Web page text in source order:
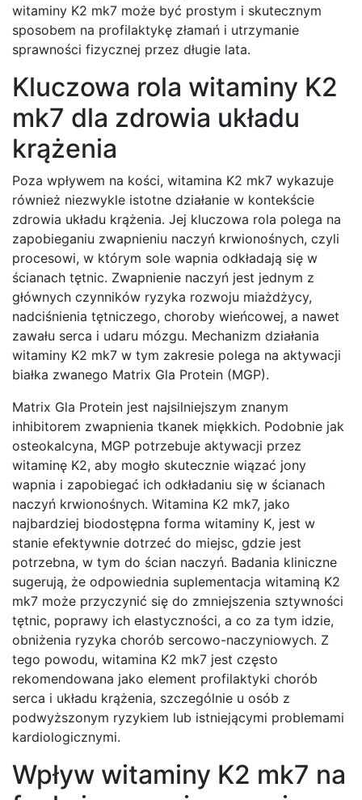
witaminy K2 mk7 może być prostym i skutecznym
sposobem na profilaktykę złamań i utrzymanie
sprawności fizycznej przez długie lata.
Kluczowa rola witaminy K2
mk7 dla zdrowia układu
krążenia
Poza wpływem na kości, witamina K2 mk7 wykazuje
również niezwykle istotne działanie w kontekście
zdrowia układu krążenia. Jej kluczowa rola polega na
zapobieganiu zwapnieniu naczyń krwionośnych, czyli
procesowi, w którym sole wapnia odkładają się w
ścianach tętnic. Zwapnienie naczyń jest jednym z
głównych czynników ryzyka rozwoju miażdżycy,
nadciśnienia tętniczego, choroby wieńcowej, a nawet
zawału serca i udaru mózgu. Mechanizm działania
witaminy K2 mk7 w tym zakresie polega na aktywacji
białka zwanego Matrix Gla Protein (MGP).
Matrix Gla Protein jest najsilniejszym znanym
inhibitorem zwapnienia tkanek miękkich. Podobnie jak
osteokalcyna, MGP potrzebuje aktywacji przez
witaminę K2, aby mogło skutecznie wiązać jony
wapnia i zapobiegać ich odkładaniu się w ścianach
naczyń krwionośnych. Witamina K2 mk7, jako
najbardziej biodostępna forma witaminy K, jest w
stanie efektywnie dotrzeć do miejsc, gdzie jest
potrzebna, w tym do ścian naczyń. Badania kliniczne
sugerują, że odpowiednia suplementacja witaminą K2
mk7 może przyczynić się do zmniejszenia sztywności
tętnic, poprawy ich elastyczności, a co za tym idzie,
obniżenia ryzyka chorób sercowo-naczyniowych. Z
tego powodu, witamina K2 mk7 jest często
rekomendowana jako element profilaktyki chorób
serca i układu krążenia, szczególnie u osób z
podwyższonym ryzykiem lub istniejącymi problemami
kardiologicznymi.
Wpływ witaminy K2 mk7 na